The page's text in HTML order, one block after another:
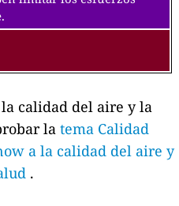
calidad del aire y la
la tema Calidad
a la calidad del aire y
.